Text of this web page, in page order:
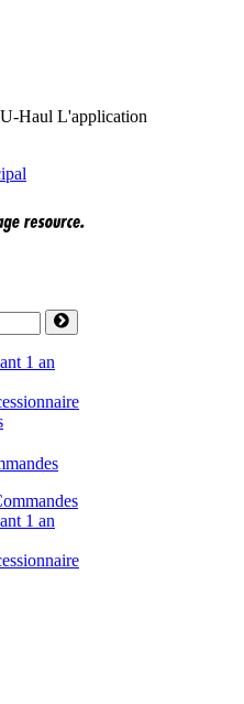
U-Haul L'application
1 an
1 an